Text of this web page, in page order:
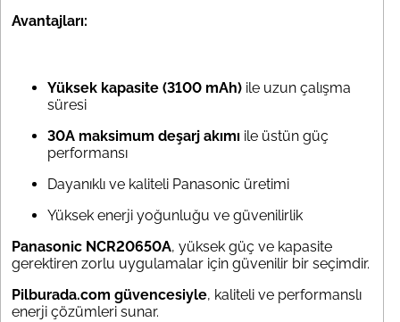
Avantajları:
Yüksek kapasite (3100 mAh) ile uzun çalışma
süresi
30A maksimum deşarj akımı ile üstün güç
performansı
Dayanıklı ve kaliteli Panasonic üretimi
Yüksek enerji yoğunluğu ve güvenilirlik
Panasonic NCR20650A, yüksek güç ve kapasite
gerektiren zorlu uygulamalar için güvenilir bir seçimdir.
Pilburada.com güvencesiyle, kaliteli ve performanslı
enerji çözümleri sunar.